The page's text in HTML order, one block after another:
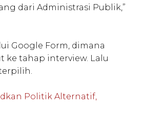
dari Administrasi Publik,”
Google Form, dimana
ke tahap interview. Lalu
Politik Alternatif,